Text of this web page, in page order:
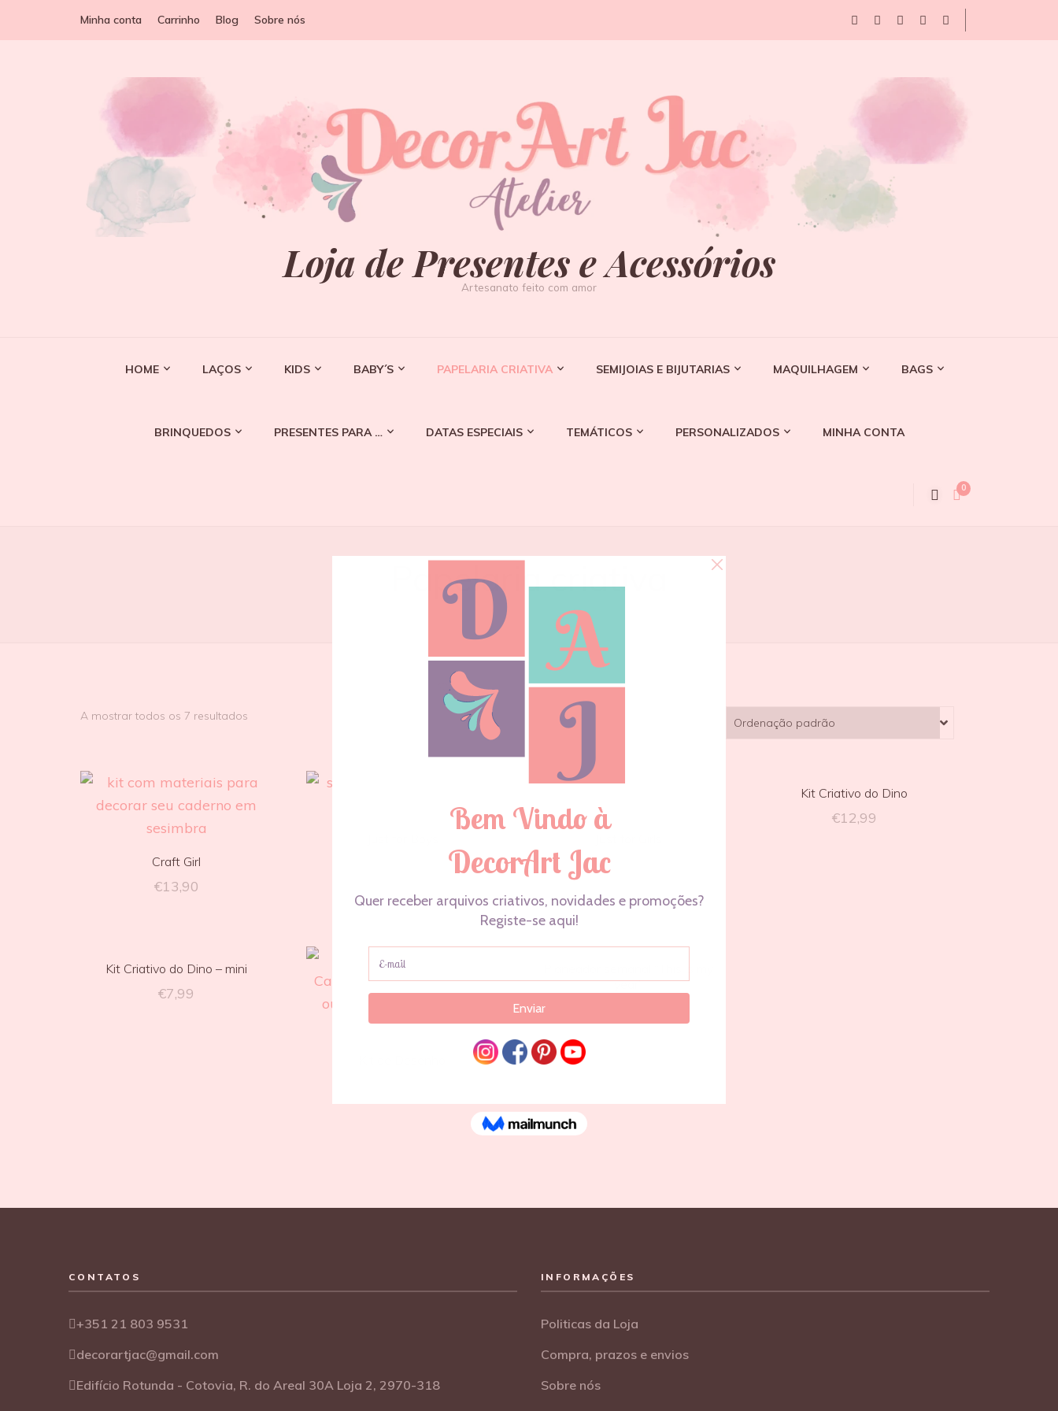
Minha conta Carrinho Blog Sobre nós
Loja de Presentes e Acessórios
Artesanato feito com amor
HOME LAÇOS KIDS BABY´S PAPELARIA CRIATIVA SEMIJOIAS E BIJUTARIAS MAQUILHAGEM BAGS
BRINQUEDOS PRESENTES PARA … DATAS ESPECIAIS TEMÁTICOS PERSONALIZADOS MINHA CONTA
0
Papelaria criativa
A mostrar todos os 7 resultados
Craft Girl
€13,90
€
Kit Criativo do Dino
€12,99
Kit Criativo do Dino – mini
€7,99
year”
CONTATOS
+351 21 803 9531
decorartjac@gmail.com
Edifício Rotunda - Cotovia, R. do Areal 30A Loja 2, 2970-318
INFORMAÇÕES
Politicas da Loja
Compra, prazos e envios
Sobre nós